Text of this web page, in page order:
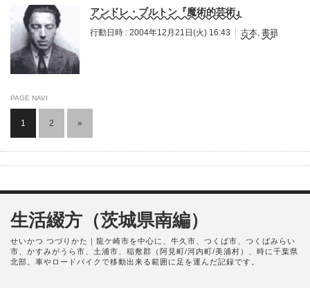
アンドレ・ブルトン『魔術的芸術』
行動日時 : 2004年12月21日(火) 16:43 古本 書籍
PAGE NAVI
1 2 »
生活綴方（茨城県南編）
せいかつ つづりかた｜龍ケ崎市を中心に、牛久市、つくば市、つくばみらい
市、かすみがうら市、土浦市、稲敷郡（阿見町/河内町/美浦村）、時に千葉県
北部。車やロードバイクで移動出来る範囲に足を運んだ記録です。